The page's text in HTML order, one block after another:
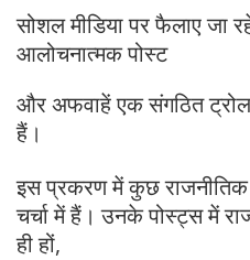
सोशल मीडिया पर फैलाए जा
आलोचनात्मक पोस्ट
और अफवाहें एक संगठित ट्रोल
हैं।
इस प्रकरण में कुछ राजनीतिक
चर्चा में हैं। उनके पोस्ट्स में
ही हों,